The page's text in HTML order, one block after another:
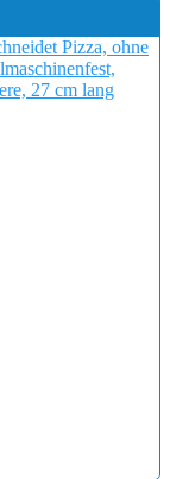
Pizza, ohne
27 cm lang